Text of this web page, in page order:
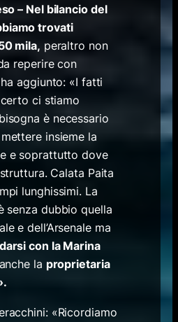
– Nel bilancio del
trovati
mila, peraltro non
reperire con
aggiunto: «I fatti
ci stiamo
è necessario
insieme la
e soprattutto dove
Calata Paita
lunghissimi. La
senza dubbio quella
e dell’Arsenale ma
con la Marina
la proprietaria
«Ricordiamo